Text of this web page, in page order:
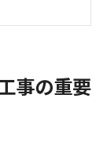
の法的規
事の重要